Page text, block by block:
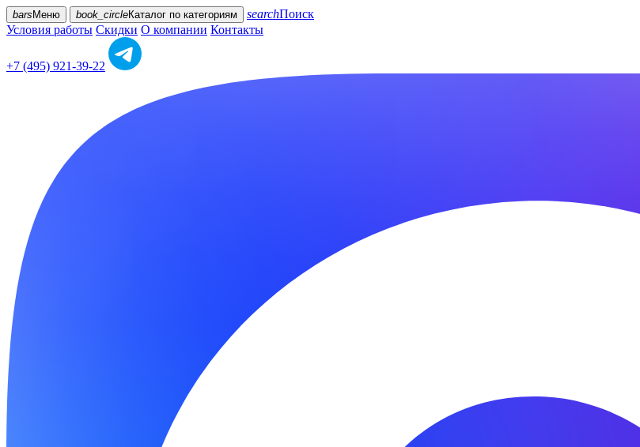
bars Меню book_circleКаталог по категориям searchПоиск
Условия работы Скидки О компании Контакты
+7 (495) 921-39-22